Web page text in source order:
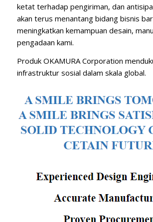
ketat terhadap pengiriman, dan
akan terus menantang bidang bisnis
meningkatkan kemampuan desain,
pengadaan kami.
Produk OKAMURA Corporation
infrastruktur sosial dalam skala global.